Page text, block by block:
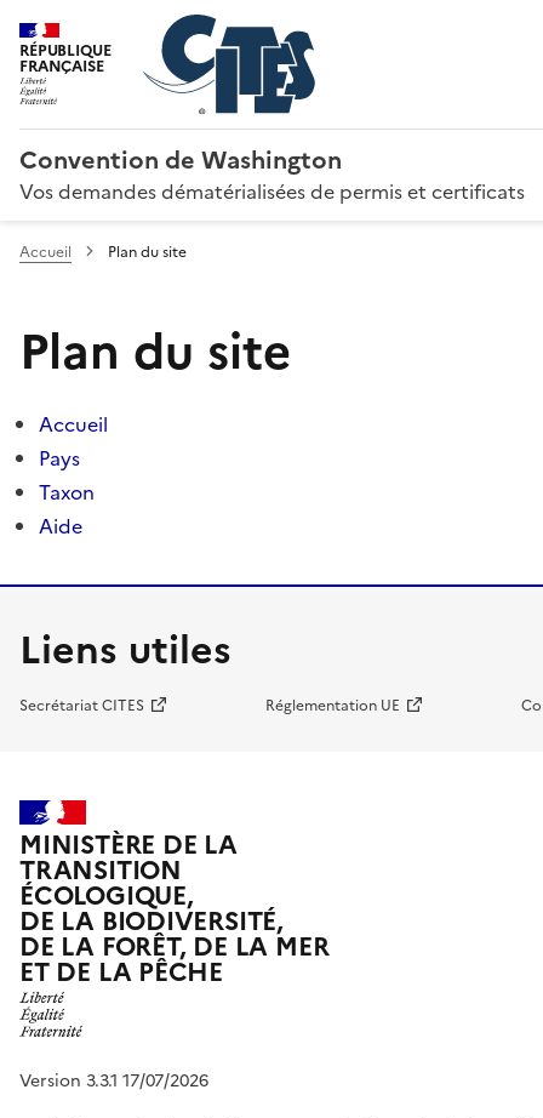
RÉPUBLIQUE
FRANÇAISE
Convention de Washington
Vos demandes dématérialisées de permis et certificats
Accueil Plan du site
Plan du site
Accueil
Pays
Taxon
Aide
Liens utiles
Secrétariat CITES Réglementation UE
MINISTÈRE DE LA
TRANSITION
ÉCOLOGIQUE,
DE LA BIODIVERSITÉ,
DE LA FORÊT, DE LA MER
ET DE LA PÊCHE
Version 3.3.1 17/07/2026